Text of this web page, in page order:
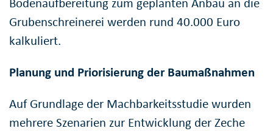
Grubenschreinerei werden rund 40.000 Euro
kalkuliert.
Planung und Priorisierung der Baumaßnahmen
Auf Grundlage der Machbarkeitsstudie wurden
mehrere Szenarien zur Entwicklung der Zeche